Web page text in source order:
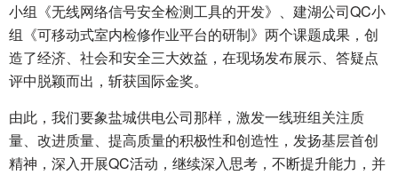
小组《无线网络信号安全检测工具的开发》、建湖公司QC小
组《可移动式室内检修作业平台的研制》两个课题成果，创
造了经济、社会和安全三大效益，在现场发布展示、答疑点
评中脱颖而出，斩获国际金奖。
由此，我们要象盐城供电公司那样，激发一线班组关注质
量、改进质量、提高质量的积极性和创造性，发扬基层首创
精神，深入开展QC活动，继续深入思考，不断提升能力，并